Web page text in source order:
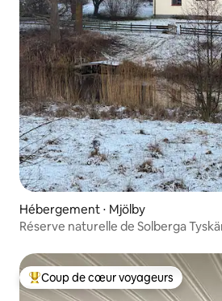
Hébergement ⋅ Mjölby
Réserve naturelle de Solberga
Coups de cœur voyageurs les plus
Coup de cœur voyageurs